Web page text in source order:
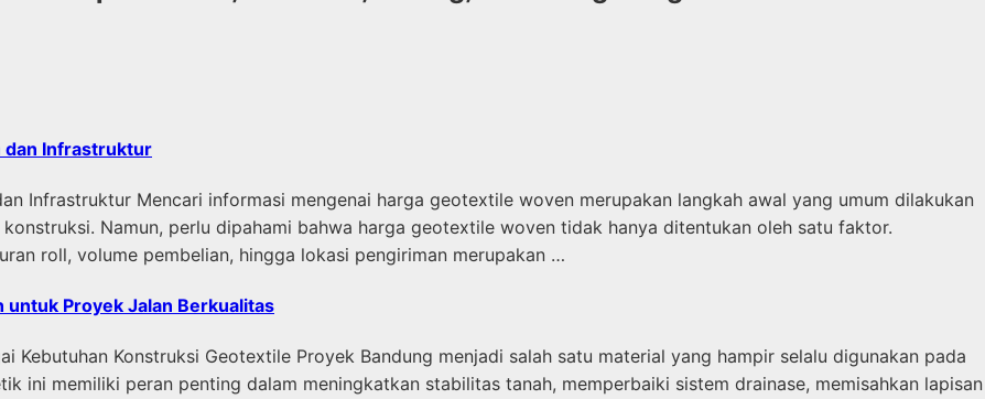
dan Infrastruktur
Infrastruktur Mencari informasi mengenai harga geotextile woven merupakan langkah awal yang umum dilakukan
Namun, perlu dipahami bahwa harga geotextile woven tidak hanya ditentukan oleh satu faktor.
roll, volume pembelian, hingga lokasi pengiriman merupakan …
untuk Proyek Jalan Berkualitas
Kebutuhan Konstruksi Geotextile Proyek Bandung menjadi salah satu material yang hampir selalu digunakan pada
ini memiliki peran penting dalam meningkatkan stabilitas tanah, memperbaiki sistem drainase, memisahkan lapisan